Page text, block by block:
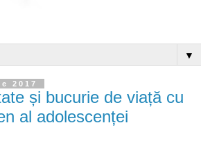
▼
2017
și bucurie de viață cu
al adolescenței